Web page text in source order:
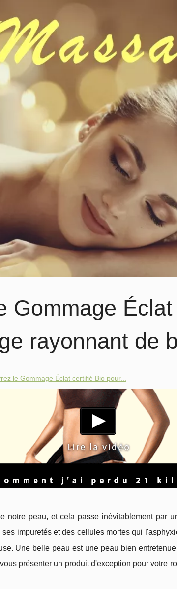
Gommage
rayonnant de
le Gommage Éclat certifié Bio pour...
notre peau, et cela passe inévitablement par
impuretés et des cellules mortes qui
Une belle peau est une peau bien
présenter un produit d'exception pour votre